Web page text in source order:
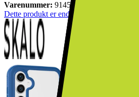
Varenummer: 914525
Dette produkt er endnu ikke blevet bedømt.